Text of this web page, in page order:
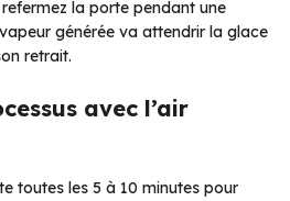
la porte pendant une
générée va attendrir la glace
retrait.
avec l’air
toutes les 5 à 10 minutes pour